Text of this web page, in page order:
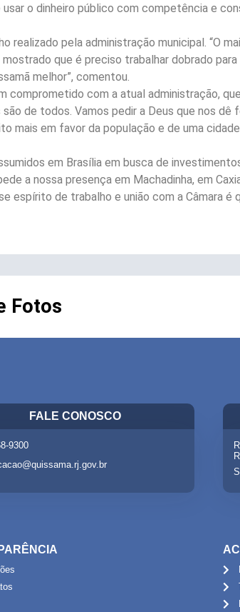
o dinheiro público com competência e
realizado pela administração municipal. “O
que é preciso trabalhar dobrado
melhor”, comentou.
com a atual administração,
de todos. Vamos pedir a Deus que nos dê
mais em favor da população e de uma cidade
em Brasília em busca de
a nossa presença em Machadinha, em
espírito de trabalho e união com a Câmara é
Fotos
FALE CONOSCO
9300